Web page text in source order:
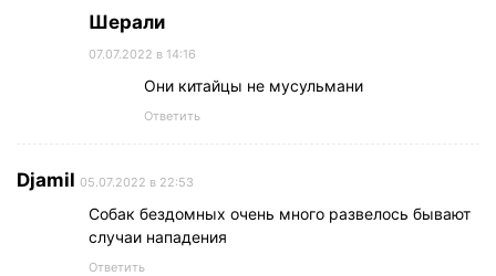
Шерали
07.07.2022 в 14:16
Они китайцы не мусульмани
Ответить
Djamil 05.07.2022 в 22:53
Собак бездомных очень много развелось бывают
случаи нападения
Ответить